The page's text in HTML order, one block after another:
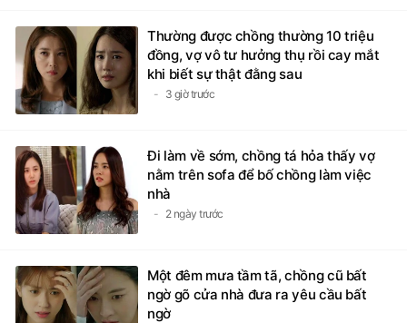
Thường được chồng thường 10 triệu
đồng, vợ vô tư hưởng thụ rồi cay mắt
khi biết sự thật đằng sau
3 giờ trước
Đi làm về sớm, chồng tá hỏa thấy vợ
nằm trên sofa để bố chồng làm việc
nhà
2 ngày trước
Một đêm mưa tầm tã, chồng cũ bất
ngờ gõ cửa nhà đưa ra yêu cầu bất
ngờ